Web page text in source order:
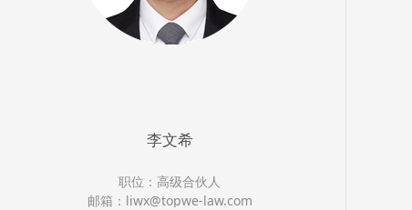
李文希
职位：高级合伙人
邮箱：liwx@topwe-law.com